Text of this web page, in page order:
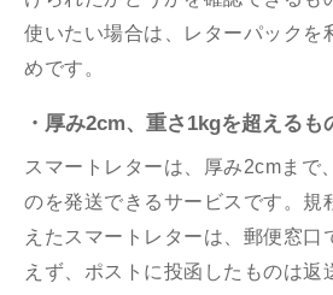
使いたい場合は、レターパックを
めです。
・厚み2cm、重さ1kgを超える
スマートレターは、厚み2cmまで
のを発送できるサービスです。規
えたスマートレターは、郵便窓口
えず、ポストに投函したものは返